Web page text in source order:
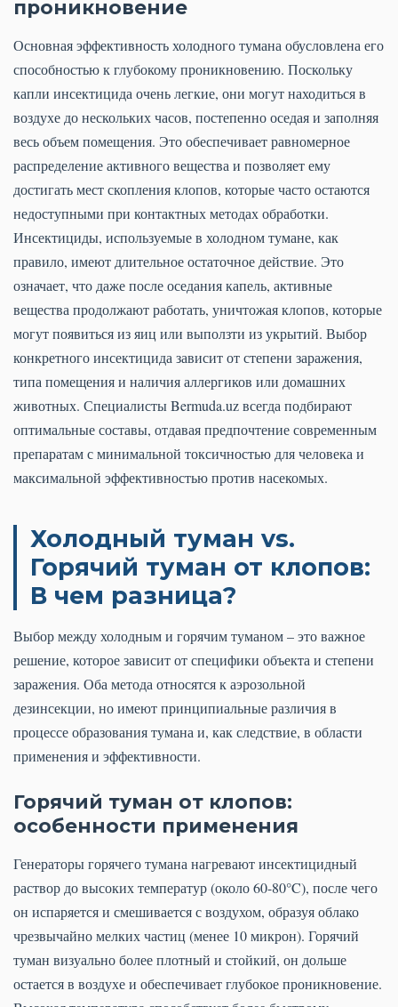
проникновение
Основная эффективность холодного тумана обусловлена его
способностью к глубокому проникновению. Поскольку
капли инсектицида очень легкие, они могут находиться в
воздухе до нескольких часов, постепенно оседая и заполняя
весь объем помещения. Это обеспечивает равномерное
распределение активного вещества и позволяет ему
достигать мест скопления клопов, которые часто остаются
недоступными при контактных методах обработки.
Инсектициды, используемые в холодном тумане, как
правило, имеют длительное остаточное действие. Это
означает, что даже после оседания капель, активные
вещества продолжают работать, уничтожая клопов, которые
могут появиться из яиц или выползти из укрытий. Выбор
конкретного инсектицида зависит от степени заражения,
типа помещения и наличия аллергиков или домашних
животных. Специалисты Bermuda.uz всегда подбирают
оптимальные составы, отдавая предпочтение современным
препаратам с минимальной токсичностью для человека и
максимальной эффективностью против насекомых.
Холодный туман vs.
Горячий туман от клопов:
В чем разница?
Выбор между холодным и горячим туманом – это важное
решение, которое зависит от специфики объекта и степени
заражения. Оба метода относятся к аэрозольной
дезинсекции, но имеют принципиальные различия в
процессе образования тумана и, как следствие, в области
применения и эффективности.
Горячий туман от клопов:
особенности применения
Генераторы горячего тумана нагревают инсектицидный
раствор до высоких температур (около 60-80°C), после чего
он испаряется и смешивается с воздухом, образуя облако
чрезвычайно мелких частиц (менее 10 микрон). Горячий
туман визуально более плотный и стойкий, он дольше
остается в воздухе и обеспечивает глубокое проникновение.